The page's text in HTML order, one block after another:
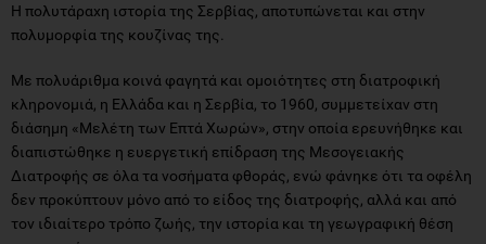
H πολυτάραχη ιστορία της Σερβίας, αποτυπώνεται και στην
πολυμορφία της κουζίνας της.
Με πολυάριθμα κοινά φαγητά και ομοιότητες στη διατροφική
κληρονομιά, η Ελλάδα και η Σερβία, το 1960, συμμετείχαν στη
διάσημη «Μελέτη των Επτά Χωρών», στην οποία ερευνήθηκε και
διαπιστώθηκε η ευεργετική επίδραση της Μεσογειακής
Διατροφής σε όλα τα νοσήματα φθοράς, ενώ φάνηκε ότι τα οφέλη
δεν προκύπτουν μόνο από το είδος της διατροφής, αλλά και από
τον ιδιαίτερο τρόπο ζωής, την ιστορία και τη γεωγραφική θέση